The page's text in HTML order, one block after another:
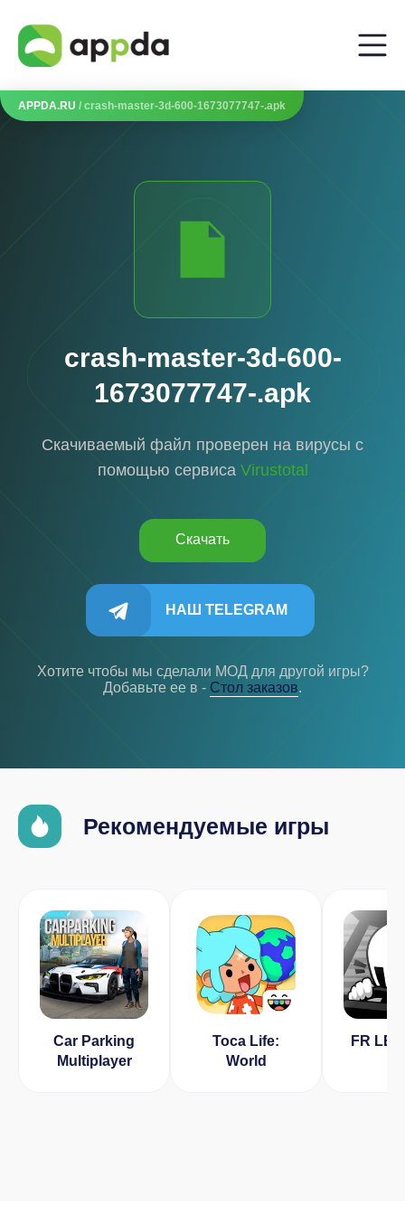
APPDA.RU / crash-master-3d-600-1673077747-.apk
crash-master-3d-600-
1673077747-.apk
Скачиваемый файл проверен на вирусы с
помощью сервиса Virustotal
Скачать
НАШ TELEGRAM
Хотите чтобы мы сделали МОД для другой игры?
Добавьте ее в - Cтол заказов.
Рекомендуемые игры
Car Parking
Multiplayer
Toca Life:
World
FR